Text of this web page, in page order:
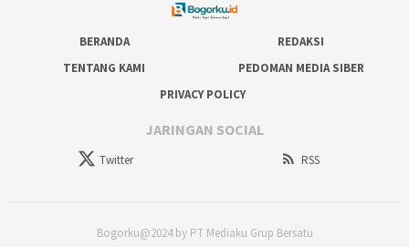
BERANDA
REDAKSI
TENTANG KAMI
PEDOMAN MEDIA SIBER
PRIVACY POLICY
JARINGAN SOCIAL
Twitter RSS
Bogorku@2024 by PT Mediaku Grup Bersatu